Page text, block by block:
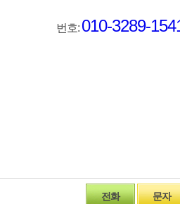
번호: 010-3289-
전화 문자